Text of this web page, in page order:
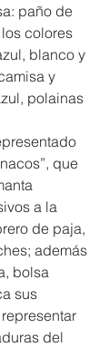
paño de
colores
blanco y
y
polainas
que
a la
de paja,
además
bolsa
sus
del